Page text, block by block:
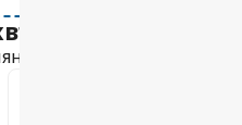
– Вашият
и защо са